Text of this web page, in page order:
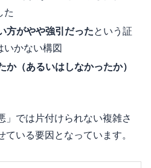
た
方がやや強引だったという証
いかない構図
か（あるいはしなかったか）
」では片付けられない複雑さ
いる要因となっています。